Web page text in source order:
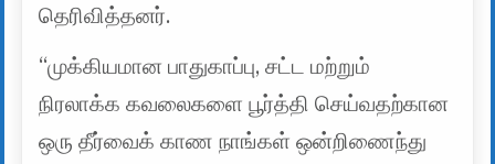
தெரிவித்தனர்.
“முக்கியமான பாதுகாப்பு, சட்ட மற்றும்
நிரலாக்க கவலைகளை பூர்த்தி செய்வதற்கான
ஒரு தீர்வைக் காண நாங்கள் ஒன்றிணைந்து